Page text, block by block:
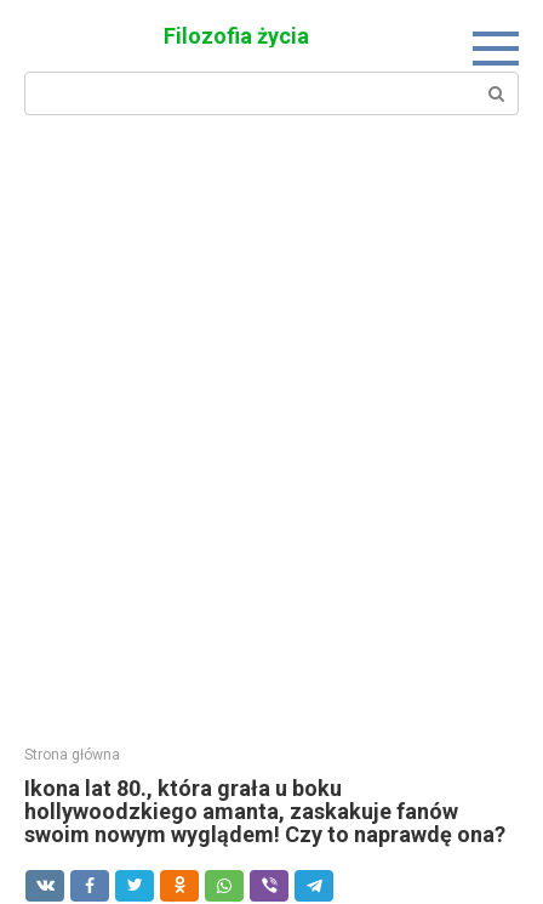
Filozofia życia
Search:
Strona główna
Ikona lat 80., która grała u boku
hollywoodzkiego amanta, zaskakuje fanów
swoim nowym wyglądem! Czy to naprawdę ona?